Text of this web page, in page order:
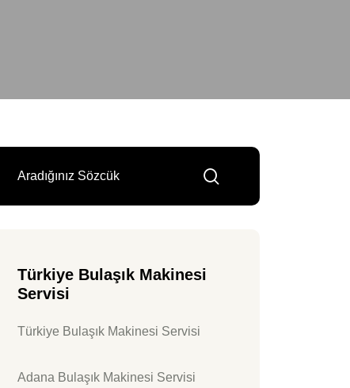
Türkiye Bulaşık Makinesi
Servisi
Türkiye Bulaşık Makinesi Servisi
Adana Bulaşık Makinesi Servisi